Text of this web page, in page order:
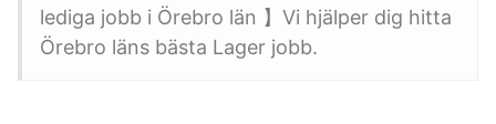
lediga jobb i Örebro län 】Vi hjälper dig hitta
Örebro läns bästa Lager jobb.